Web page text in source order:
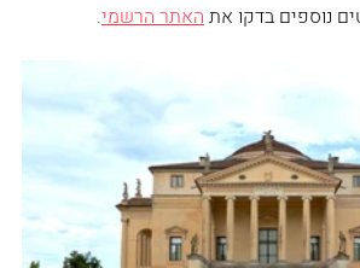
האתר הרשמי.